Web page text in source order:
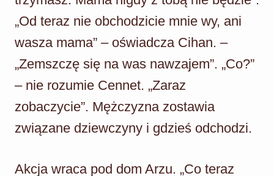
„Od teraz nie obchodzicie mnie wy, ani
wasza mama” – oświadcza Cihan. –
„Zemszczę się na was nawzajem”. „Co?”
– nie rozumie Cennet. „Zaraz
zobaczycie”. Mężczyzna zostawia
związane dziewczyny i gdzieś odchodzi.
Akcja wraca pod dom Arzu. „Co teraz